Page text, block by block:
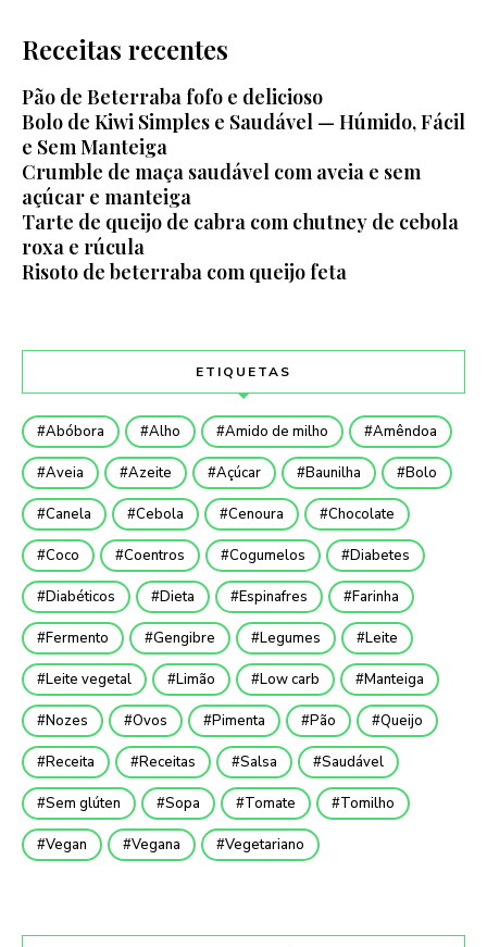
Receitas recentes
Pão de Beterraba fofo e delicioso
Bolo de Kiwi Simples e Saudável — Húmido, Fácil
e Sem Manteiga
Crumble de maça saudável com aveia e sem
açúcar e manteiga
Tarte de queijo de cabra com chutney de cebola
roxa e rúcula
Risoto de beterraba com queijo feta
ETIQUETAS
Abóbora Alho Amido de milho Amêndoa
Aveia Azeite Açúcar Baunilha Bolo
Canela Cebola Cenoura Chocolate
Coco Coentros Cogumelos Diabetes
Diabéticos Dieta Espinafres Farinha
Fermento Gengibre Legumes Leite
Leite vegetal Limão Low carb Manteiga
Nozes Ovos Pimenta Pão Queijo
Receita Receitas Salsa Saudável
Sem glúten Sopa Tomate Tomilho
Vegan Vegana Vegetariano